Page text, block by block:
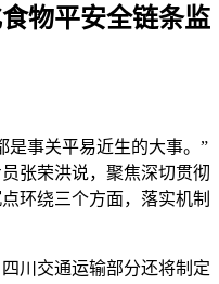
物平安全链条监
是事关平易近生的大事。”
张荣洪说，聚焦深切贯彻
环绕三个方面，落实机制
川交通运输部分还将制定